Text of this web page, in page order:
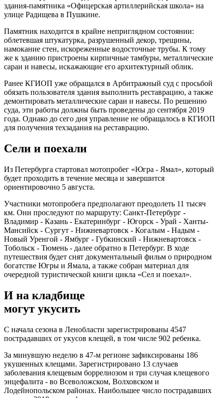
здания-памятника «Офицерская артиллерийская школа» на
улице Радищева в Пушкине.
Памятник находится в крайне неприглядном состоянии:
облетевшая штукатурка, разрушенный декор, трещины,
намокание стен, искореженные водосточные трубы. К тому
же к зданию пристроены кирпичные тамбуры, металлические
сараи и навесы, искажающие его архитектурный облик.
Ранее КГИОП уже обращался в Арбитражный суд с просьбой
обязать пользователя здания выполнить реставрацию, а также
демонтировать металлические сараи и навесы. По решению
суда, эти работы должны быть проведены до сентября 2019
года. Однако до сего дня управление не обращалось в КГИОП
для получения техзадания на реставрацию.
Сели и поехали
Из Петербурга стартовал мотопробег «Югра - Ямал», который
будет проходить в течение месяца и завершится
ориентировочно 5 августа.
Участники мотопробега предполагают преодолеть 11 тысяч
км. Они проследуют по маршруту: Санкт-Петербург -
Владимир - Казань - Екатеринбург - Югорск - Урай - Ханты-
Мансийск - Сургут - Нижневартовск - Когалым - Надым -
Новый Уренгой - Ямбург - Губкинский - Нижневартовск -
Тобольск - Тюмень - далее обратно в Петербург. В ходе
путешествия будет снят документальный фильм о природном
богатстве Югры и Ямала, а также собран материал для
очередной туристической книги цикла «Сел и поехал».
И на кладбище
могут укусить
С начала сезона в Ленобласти зарегистрированы 4547
пострадавших от укусов клещей, в том числе 902 ребенка.
За минувшую неделю в 47-м регионе зафиксированы 186
укушенных клещами. Зарегистрировано 13 случаев
заболевания клещевым боррелиозом и три случая клещевого
энцефалита - во Всеволожском, Волховском и
Лодейнопольском районах. Наибольшее число пострадавших